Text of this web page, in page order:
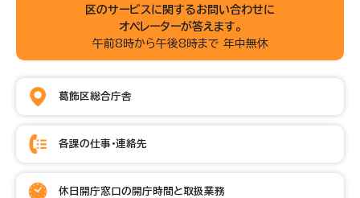
区のサービスに関するお問い合わせに
オペレーターが答えます。
午前8時から午後8時まで 年中無休
葛飾区総合庁舎
各課の仕事・連絡先
休日開庁窓口の開庁時間と取扱業務